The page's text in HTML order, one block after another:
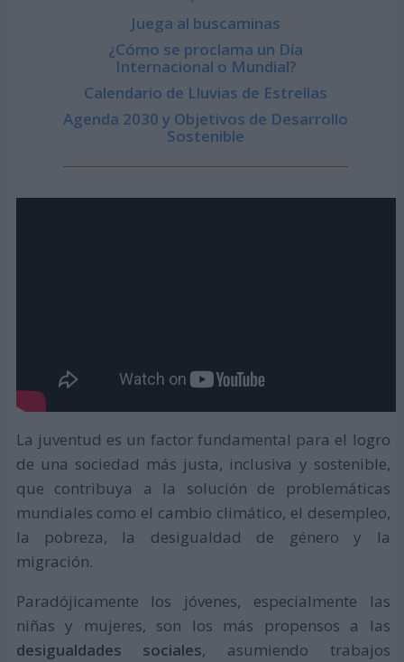
Juega al buscaminas
¿Cómo se proclama un Día
Internacional o Mundial?
Calendario de Lluvias de Estrellas
Agenda 2030 y Objetivos de Desarrollo
Sostenible
La juventud es un factor fundamental para el logro
de una sociedad más justa, inclusiva y sostenible,
que contribuya a la solución de problemáticas
mundiales como el cambio climático, el desempleo,
la pobreza, la desigualdad de género y la
migración.
Paradójicamente los jóvenes, especialmente las
niñas y mujeres, son los más propensos a las
desigualdades sociales, asumiendo trabajos